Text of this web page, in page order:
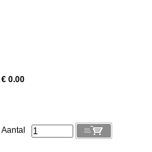
€ 0.00
Aantal